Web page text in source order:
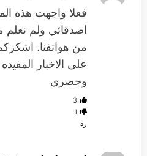
فعلا واجهت هذه
اصدقائي ولم نعلم
من هواتفنا.
على الاخبار
وحصري
3
1
رد